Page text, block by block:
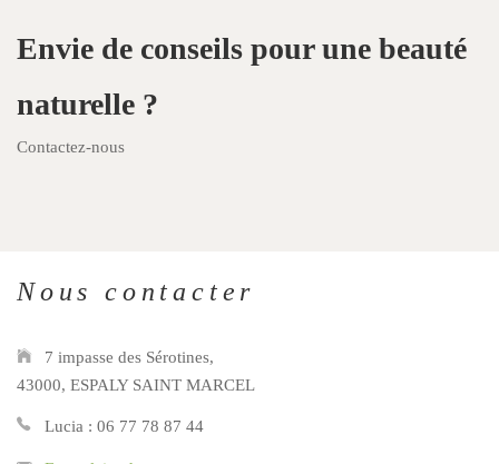
Envie de conseils pour une beauté
naturelle ?
Contactez-nous
Nous contacter
7 impasse des Sérotines,
43000, ESPALY SAINT MARCEL
Lucia : 06 77 78 87 44